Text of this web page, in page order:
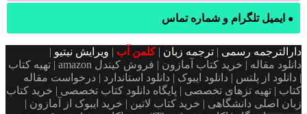
● ایمیل تلگرام و شماره تماس
دارالترجمه رسمی | ترجمه زبان |کلمن آب | ویرایش نیتیو |
دانلود مقاله | خرید کتاب آمازون | فروش کیندل amazon | تهیه کتاب
| دانلود از پلتس | دانلود ایبوک | دانلود استاندارد | درخواست مقاله
کتاب | تهیه تزهای تخصصی | پایگاه دانلود کتاب تخصصی | خرید کتاب
زبان اصلی دانشگاهی | خرید کتاب لاتین | خرید ایبوک از آمازون |